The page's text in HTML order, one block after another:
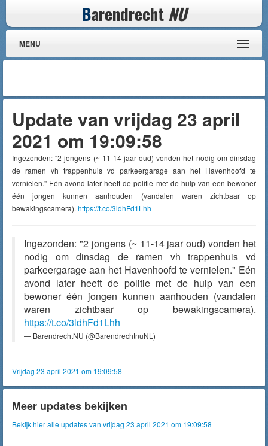
Barendrecht NU
MENU
Update van vrijdag 23 april
2021 om 19:09:58
Ingezonden: "2 jongens (~ 11-14 jaar oud) vonden het nodig om dinsdag
de ramen vh trappenhuis vd parkeergarage aan het Havenhoofd te
vernielen." Eén avond later heeft de politie met de hulp van een bewoner
één jongen kunnen aanhouden (vandalen waren zichtbaar op
bewakingscamera). https://t.co/3ldhFd1Lhh
Ingezonden: "2 jongens (~ 11-14 jaar oud) vonden het
nodig om dinsdag de ramen vh trappenhuis vd
parkeergarage aan het Havenhoofd te vernielen." Eén
avond later heeft de politie met de hulp van een
bewoner één jongen kunnen aanhouden (vandalen
waren zichtbaar op bewakingscamera).
https://t.co/3ldhFd1Lhh
— BarendrechtNU (@BarendrechtnuNL)
Vrijdag 23 april 2021 om 19:09:58
Meer updates bekijken
Bekijk hier alle updates van vrijdag 23 april 2021 om 19:09:58